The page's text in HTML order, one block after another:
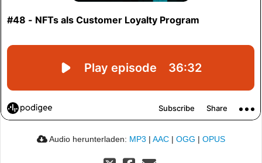
Audio herunterladen: MP3 | AAC | OGG | OPUS